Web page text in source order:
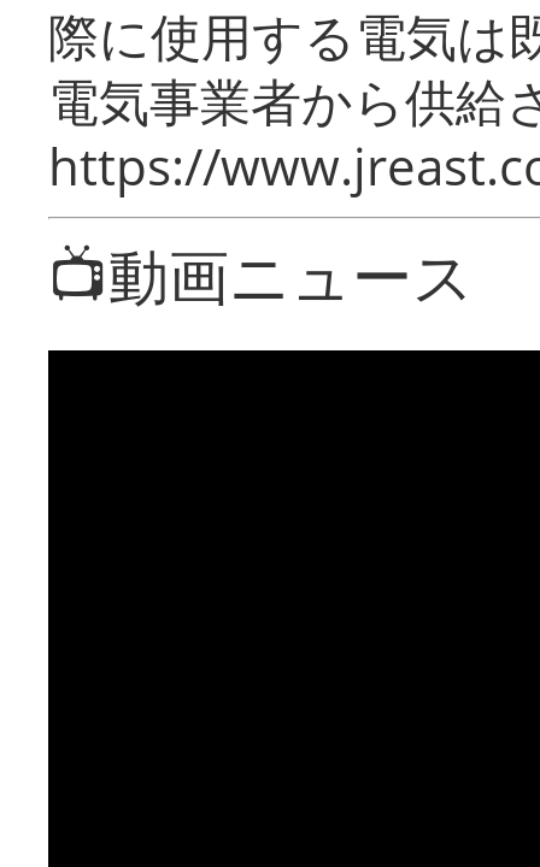
際に使用する電気は
電気事業者から供給
https://
📺動画ニュース